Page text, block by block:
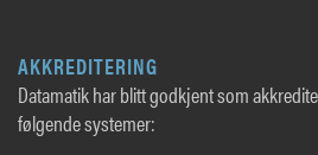
AKKREDITERING
Datamatik har blitt godkjent som
følgende systemer: